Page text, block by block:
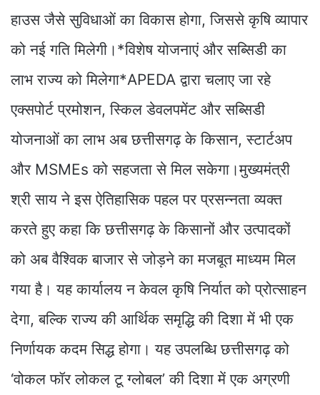
हाउस जैसे सुविधाओं का विकास होगा, जिससे कृषि व्यापार
को नई गति मिलेगी।*विशेष योजनाएं और सब्सिडी का
लाभ राज्य को मिलेगा*APEDA द्वारा चलाए जा रहे
एक्सपोर्ट प्रमोशन, स्किल डेवलपमेंट और सब्सिडी
योजनाओं का लाभ अब छत्तीसगढ़ के किसान, स्टार्टअप
और MSMEs को सहजता से मिल सकेगा।मुख्यमंत्री
श्री साय ने इस ऐतिहासिक पहल पर प्रसन्नता व्यक्त
करते हुए कहा कि छत्तीसगढ़ के किसानों और उत्पादकों
को अब वैश्विक बाजार से जोड़ने का मजबूत माध्यम मिल
गया है। यह कार्यालय न केवल कृषि निर्यात को प्रोत्साहन
देगा, बल्कि राज्य की आर्थिक समृद्धि की दिशा में भी एक
निर्णायक कदम सिद्ध होगा। यह उपलब्धि छत्तीसगढ़ को
‘वोकल फॉर लोकल टू ग्लोबल’ की दिशा में एक अग्रणी